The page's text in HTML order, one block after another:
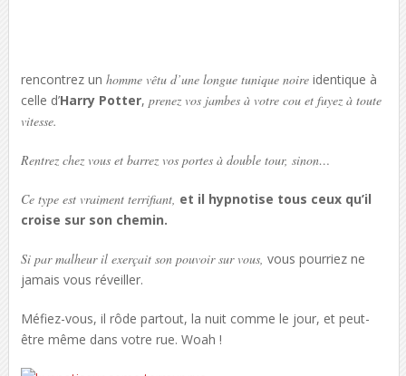
rencontrez un homme vêtu d’une longue tunique noireidentique à
celle d’Harry Potter, prenez vos jambes à votre cou et fuyez à toute
vitesse.
Rentrez chez vous et barrez vos portes à double tour, sinon…
Ce type est vraiment terrifiant, et il hypnotise tous ceux qu’il
croise sur son chemin.
Si par malheur il exerçait son pouvoir sur vous, vous pourriez ne
jamais vous réveiller.
Méfiez-vous, il rôde partout, la nuit comme le jour, et peut-
être même dans votre rue. Woah !